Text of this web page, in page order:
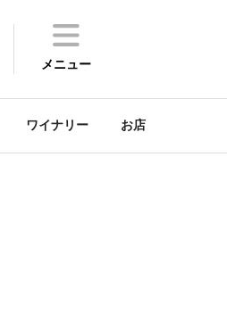
メニュー
ワイナリー お店